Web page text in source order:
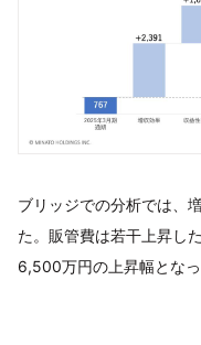
ブリッジでの分析では、
た。販管費は若干上昇し
6,500万円の上昇幅となっ